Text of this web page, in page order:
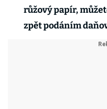
růžový papír,
zpět podáním